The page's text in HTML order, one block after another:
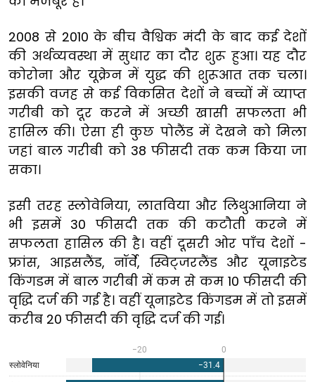
2008 से 2010 के बीच वैश्विक मंदी के बाद कई देशों
की अर्थव्यवस्था में सुधार का दौर शुरू हुआ। यह दौर
कोरोना और यूक्रेन में युद्ध की शुरूआत तक चला।
इसकी वजह से कई विकसित देशों ने बच्चों में व्याप्त
गरीबी को दूर करने में अच्छी खासी सफलता भी
हासिल की। ऐसा ही कुछ पोलैंड में देखने को मिला
जहां बाल गरीबी को 38 फीसदी तक कम किया जा
सका।
इसी तरह स्लोवेनिया, लातविया और लिथुआनिया ने
भी इसमें 30 फीसदी तक की कटौती करने में
सफलता हासिल की है। वहीं दूसरी ओर पाँच देशों -
फ्रांस, आइसलैंड, नॉर्वे, स्विट्जरलैंड और यूनाइटेड
किंगडम में बाल गरीबी में कम से कम 10 फीसदी की
वृद्धि दर्ज की गई है। वहीं यूनाइटेड किंगडम में तो इसमें
करीब 20 फीसदी की वृद्धि दर्ज की गई।